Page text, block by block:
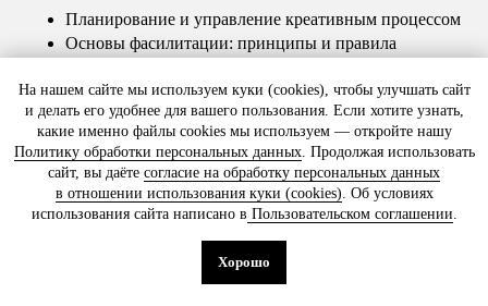
На нашем сайте мы используем куки (cookies), чтобы улучшать сайт
и делать его удобнее для вашего пользования. Если хотите узнать,
какие именно файлы cookies мы используем — откройте нашу
Политику обработки персональных данных. Продолжая использовать
сайт, вы даёте согласие на обработку персональных данных
в отношении использования куки (cookies). Об условиях
использования сайта написано в Пользовательском соглашении.
Хорошо
Планирование и управление креативным процессом
Основы фасилитации: принципы и правила
Осмысление полученного опыта